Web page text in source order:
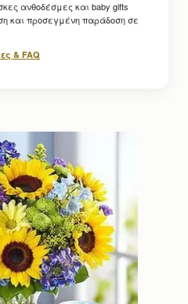
ανθοδέσμες και baby gifts
και προσεγμένη παράδοση σε
& FAQ